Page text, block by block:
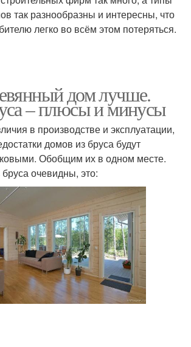
так разнообразны и интересны, что
легко во всём этом потеряться.
дом лучше.
– плюсы и минусы
в производстве и эксплуатации,
домов из бруса будут
Обобщим их в одном месте.
очевидны, это: